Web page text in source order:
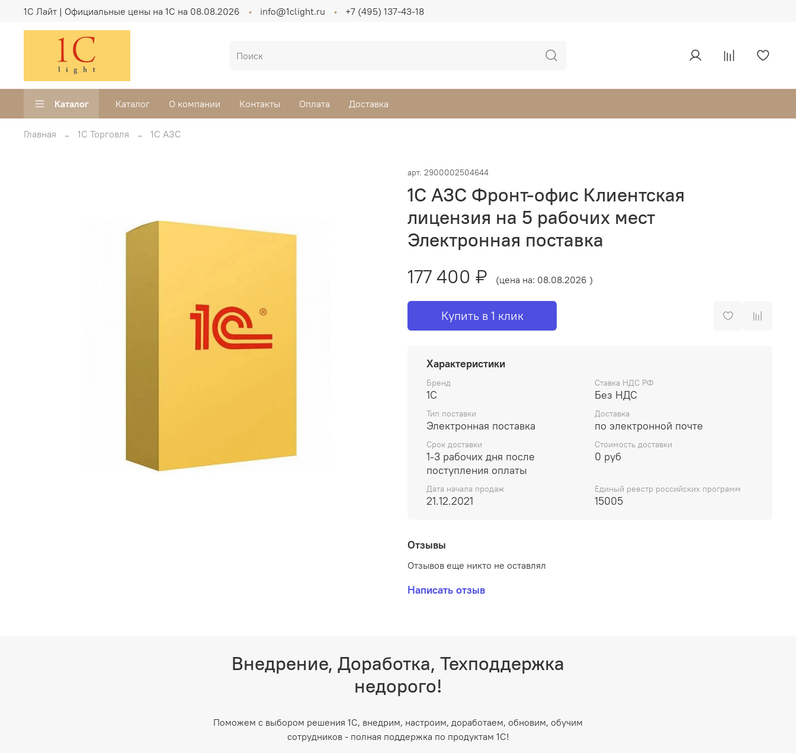
1C Лайт | Официальные цены на 1С на 08.08.2026 info@1clight.ru +7 (495) 137-43-18
Каталог Каталог О компании Контакты Оплата Доставка
Главная 1С Торговля 1С АЗС
арт. 2900002504644
1С АЗС Фронт-офис Клиентская
лицензия на 5 рабочих мест
Электронная поставка
177 400 ₽
(цена на: 08.08.2026 )
Купить в 1 клик
Характеристики
Бренд
1С
Ставка НДС РФ
Без НДС
Тип поставки
Электронная поставка
Доставка
по электронной почте
Срок доставки
1-3 рабочих дня после
поступления оплаты
Стоимость доставки
0 руб
Дата начала продаж
21.12.2021
Единый реестр российских программ
15005
Отзывы
Отзывов еще никто не оставлял
Написать отзыв
Внедрение, Доработка, Техподдержка
недорого!
Поможем с выбором решения 1С, внедрим, настроим, доработаем, обновим, обучим
сотрудников - полная поддержка по продуктам 1С!